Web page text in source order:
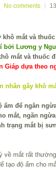
No comments
bởi Lương y
Giáp dựa theo
ẩm để ngăn
mắt, ngăn
trạng mắt bị
về mắt rất
tạo độ ẩm cho